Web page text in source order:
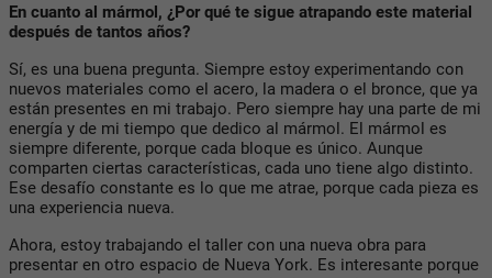
En cuanto al mármol, ¿Por qué te sigue atrapando este material
después de tantos años?
Sí, es una buena pregunta. Siempre estoy experimentando con
nuevos materiales como el acero, la madera o el bronce, que ya
están presentes en mi trabajo. Pero siempre hay una parte de mi
energía y de mi tiempo que dedico al mármol. El mármol es
siempre diferente, porque cada bloque es único. Aunque
comparten ciertas características, cada uno tiene algo distinto.
Ese desafío constante es lo que me atrae, porque cada pieza es
una experiencia nueva.
Ahora, estoy trabajando el taller con una nueva obra para
presentar en otro espacio de Nueva York. Es interesante porque